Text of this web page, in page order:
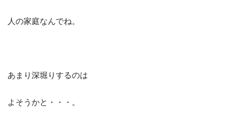
人の家庭なんでね。
あまり深堀りするのは
よそうかと・・・。